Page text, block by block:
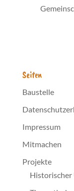
Seiten
Baustelle
Impressum
Mitmachen
Projekte
Historischer